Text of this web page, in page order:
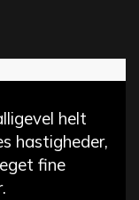
helt
hastigheder,
fine